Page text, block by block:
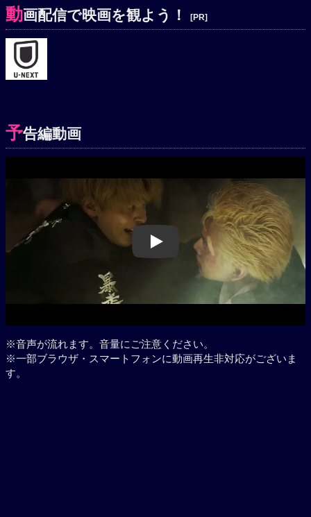
動画配信で映画を観よう！ [PR]
予告編動画
Play
※音声が流れます。音量にご注意ください。
※一部ブラウザ・スマートフォンに動画再生非対応がございま
す。